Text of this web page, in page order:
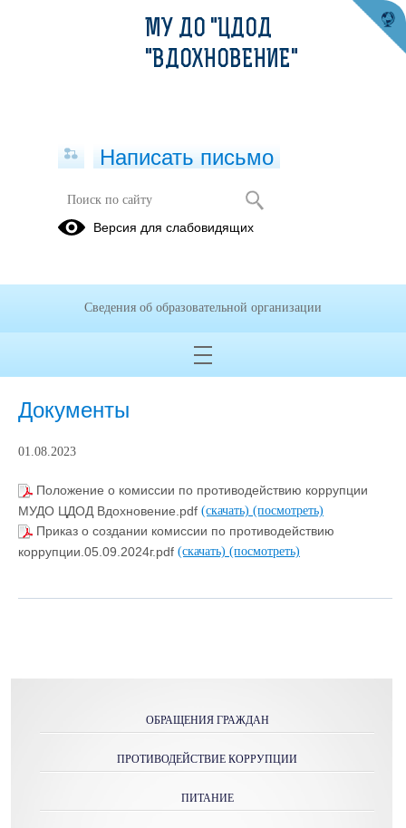
Комиссия по соблюдению
требований к служебному
конфликта интересов
(аттестационная комиссия)
Документы
01.08.2023
Положение о комиссии по противодействию коррупции
МУДО ЦДОД Вдохновение.pdf (скачать) (посмотреть)
Приказ о создании комиссии по противодействию
коррупции.05.09.2024г.pdf (скачать) (посмотреть)
ОБРАЩЕНИЯ ГРАЖДАН
ПРОТИВОДЕЙСТВИЕ КОРРУПЦИИ
ПИТАНИЕ
МУ ДО "ЦДОД
"ВДОХНОВЕНИЕ"
Написать письмо
Версия для слабовидящих
Сведения об образовательной организации